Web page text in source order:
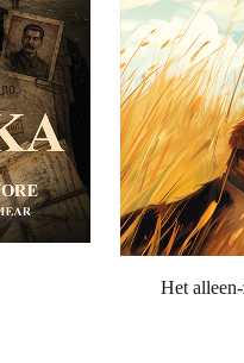
Het